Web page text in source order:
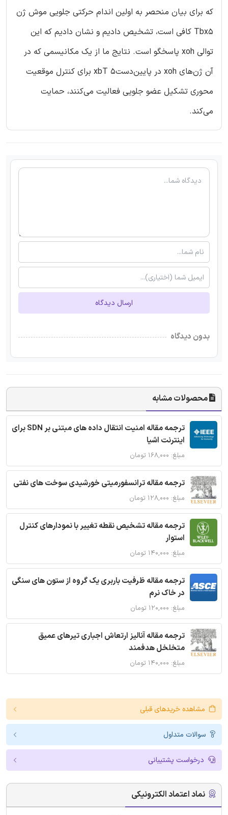
که برای بیان منحصر به اولین اندام حرکتی جلویی موش ژن
Tbx5 کافی است، تشخیص دادیم و نشان دادیم که این
توالی xoh پاسخگو است. نتایج ما از یک مکانیسمی که در
آن ژن‌های xoh در پایین‌دست‌5 xbT برای کنترل موقعیت
محوری تشکیل عضو جلویی فعالیت می‌کنند، حمایت
می‌کند.
ارسال دیدگاه
بدون دیدگاه
محصولات مشابه
ترجمه مقاله امنیت انتقال داده های مبتنی بر SDN برای
اینترنت اشیا
مبلغ: ۱۶۸,۰۰۰ تومان
ترجمه مقاله ترانسفورمیتی خورشیدی سوخت های نفتی
مبلغ: ۱۲۸,۰۰۰ تومان
ترجمه مقاله تشخیص نقطه تغییر با نمودارهای کنترل
استوار
مبلغ: ۱۴۰,۰۰۰ تومان
ترجمه مقاله ظرفیت باربری یک گروه از ستون های سنگی
در خاک نرم
مبلغ: ۱۲۰,۰۰۰ تومان
ترجمه مقاله آنالیز ارتعاش اجباری تیرهای عمیق
متخلخل هدفمند
مبلغ: ۱۴۰,۰۰۰ تومان
مشاهده خریدهای قبلی
سوالات متداول
درخواست پشتیبانی
نماد اعتماد الکترونیکی